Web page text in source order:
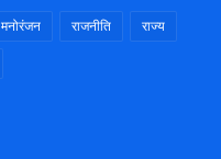
मनोरंजन राजनीति राज्य